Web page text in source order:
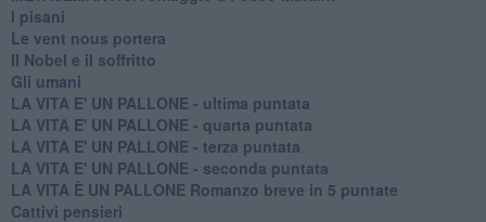
I pisani
Le vent nous portera
Il Nobel e il soffritto
Gli umani
LA VITA E' UN PALLONE - ultima puntata
LA VITA E' UN PALLONE - quarta puntata
LA VITA E' UN PALLONE - terza puntata
LA VITA E' UN PALLONE - seconda puntata
LA VITA È UN PALLONE Romanzo breve in 5 puntate
Cattivi pensieri